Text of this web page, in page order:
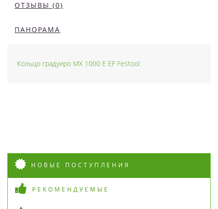
ОТЗЫВЫ (0)
ПАНОРАМА
Кольцо градуиро MX 1000 E EF Festool
НОВЫЕ ПОСТУПЛЕНИЯ
РЕКОМЕНДУЕМЫЕ